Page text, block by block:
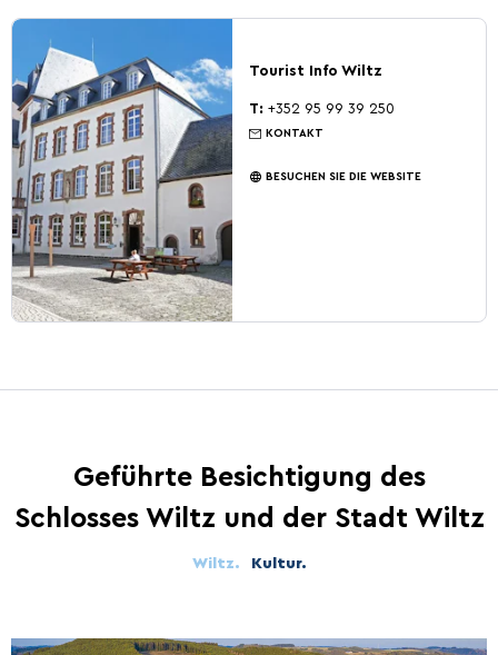
Tourist Info Wiltz
T: +352 95 99 39 250
KONTAKT
BESUCHEN SIE DIE WEBSITE
Geführte Besichtigung des
Schlosses Wiltz und der Stadt Wiltz
Wiltz. Kultur.